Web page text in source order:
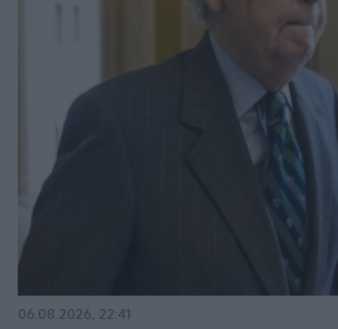
06.08.2026, 22:41